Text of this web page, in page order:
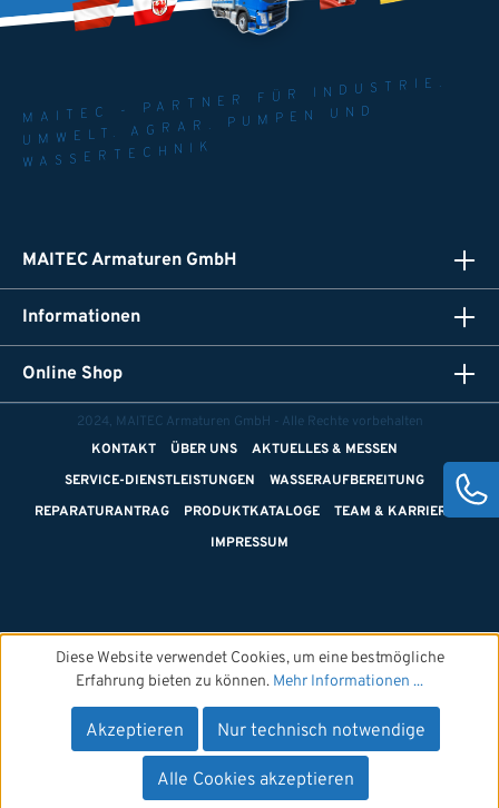
MAITEC - PARTNER FÜR INDUSTRIE.
UMWELT. AGRAR. PUMPEN UND
WASSERTECHNIK
MAITEC Armaturen GmbH
Informationen
Online Shop
2024, MAITEC Armaturen GmbH - Alle Rechte vorbehalten
KONTAKT
ÜBER UNS
AKTUELLES & MESSEN
SERVICE-DIENSTLEISTUNGEN
WASSERAUFBEREITUNG
REPARATURANTRAG
PRODUKTKATALOGE
TEAM & KARRIERE
IMPRESSUM
Diese Website verwendet Cookies, um eine bestmögliche
Erfahrung bieten zu können. Mehr Informationen ...
Nur technisch notwendige
Akzeptieren
Alle Cookies akzeptieren